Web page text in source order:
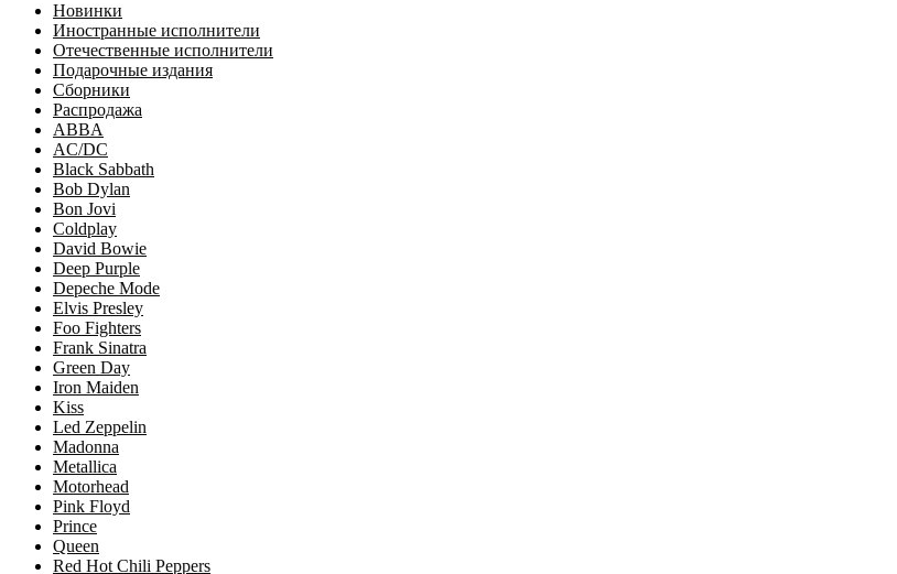
Новинки
Иностранные исполнители
Отечественные исполнители
Подарочные издания
Сборники
Распродажа
ABBA
AC/DC
Black Sabbath
Bob Dylan
Bon Jovi
Coldplay
David Bowie
Deep Purple
Depeche Mode
Elvis Presley
Foo Fighters
Frank Sinatra
Green Day
Iron Maiden
Kiss
Led Zeppelin
Madonna
Metallica
Motorhead
Pink Floyd
Prince
Queen
Red Hot Chili Peppers